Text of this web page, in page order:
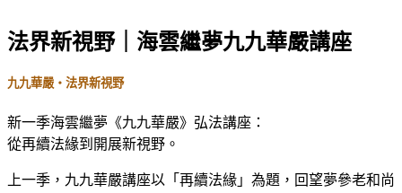
法界新視野｜海雲繼夢九九華嚴講座
九九華嚴・法界新視野
新一季海雲繼夢《九九華嚴》弘法講座：
從再續法緣到開展新視野。
上一季，九九華嚴講座以「再續法緣」為題，回望夢參老和尚